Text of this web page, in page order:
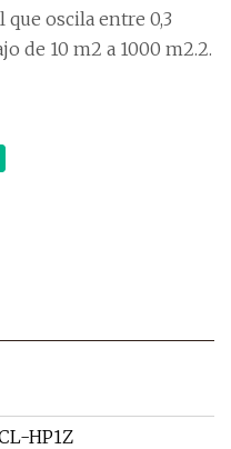
que oscila entre 0,3
de 10 m2 a 1000 m2.2.
HP1Z